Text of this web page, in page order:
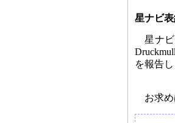
星ナビ
星ナ
を報告し
お求